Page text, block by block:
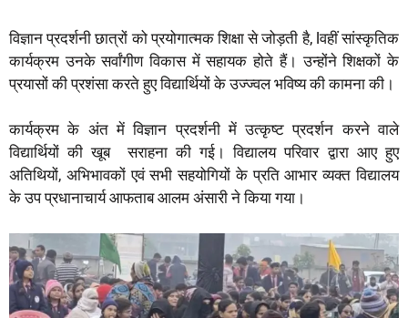
विज्ञान प्रदर्शनी छात्रों को प्रयोगात्मक शिक्षा से जोड़ती है, lवहीं सांस्कृतिक
कार्यक्रम उनके सर्वांगीण विकास में सहायक होते हैं। उन्होंने शिक्षकों के
प्रयासों की प्रशंसा करते हुए विद्यार्थियों के उज्ज्वल भविष्य की कामना की।
कार्यक्रम के अंत में विज्ञान प्रदर्शनी में उत्कृष्ट प्रदर्शन करने वाले
विद्यार्थियों की खूब सराहना की गई। विद्यालय परिवार द्वारा आए हुए
अतिथियों, अभिभावकों एवं सभी सहयोगियों के प्रति आभार व्यक्त विद्यालय
के उप प्रधानाचार्य आफताब आलम अंसारी ने किया गया।